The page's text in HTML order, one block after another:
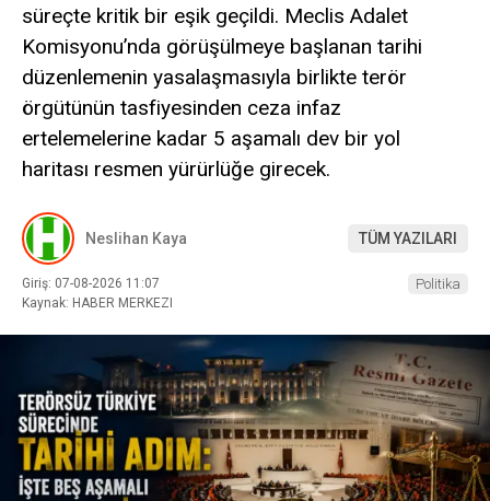
süreçte kritik bir eşik geçildi. Meclis Adalet
Komisyonu’nda görüşülmeye başlanan tarihi
düzenlemenin yasalaşmasıyla birlikte terör
örgütünün tasfiyesinden ceza infaz
ertelemelerine kadar 5 aşamalı dev bir yol
haritası resmen yürürlüğe girecek.
Neslihan Kaya TÜM YAZILARI
Giriş: 07-08-2026 11:07
Kaynak: HABER MERKEZI
Politika